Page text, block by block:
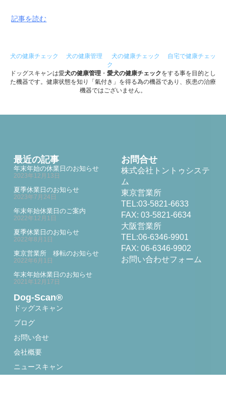
記事を読む
犬の健康チェック 犬の健康管理 犬の健康チェック
自宅で健康チェッ
ク
ドッグスキャンは愛犬の健康管理 ・ 愛犬の健康チェックをする事を目的とし
た機器です。健康状態を知り「氣付き」を得る為の機器であり、疾患の治療
機器ではございません。
Dog-Scan®
ドッグスキャン
ブログ
お問い合せ
会社概要
ニュースキャン
最近の記事
年末年始の休業日のお知らせ
2023年12月13日
夏季休業日のお知らせ
2023年7月24日
年末年始休業日のご案内
2022年12月1日
夏季休業日のお知らせ
2022年8月1日
東京営業所 移転のお知らせ
2022年6月1日
年末年始休業日のお知らせ
2021年12月17日
お問合せ
株式会社トントゥシステ
ム
東京営業所
TEL:03-5821-6633
FAX: 03-5821-6634
大阪営業所
TEL:06-6346-9901
FAX: 06-6346-9902
お問い合わせフォーム